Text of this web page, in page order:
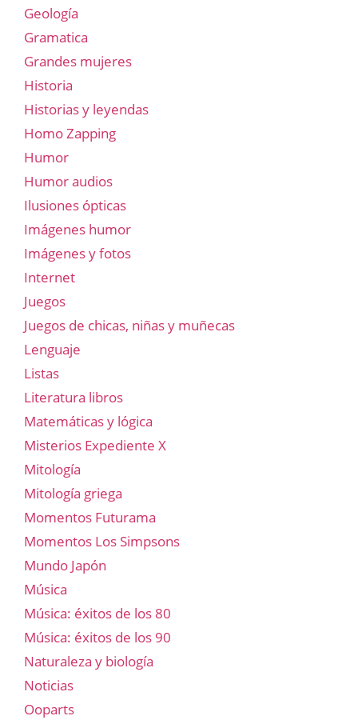
Geología
Gramatica
Grandes mujeres
Historia
Historias y leyendas
Homo Zapping
Humor
Humor audios
Ilusiones ópticas
Imágenes humor
Imágenes y fotos
Internet
Juegos
Juegos de chicas, niñas y muñecas
Lenguaje
Listas
Literatura libros
Matemáticas y lógica
Misterios Expediente X
Mitología
Mitología griega
Momentos Futurama
Momentos Los Simpsons
Mundo Japón
Música
Música: éxitos de los 80
Música: éxitos de los 90
Naturaleza y biología
Noticias
Ooparts